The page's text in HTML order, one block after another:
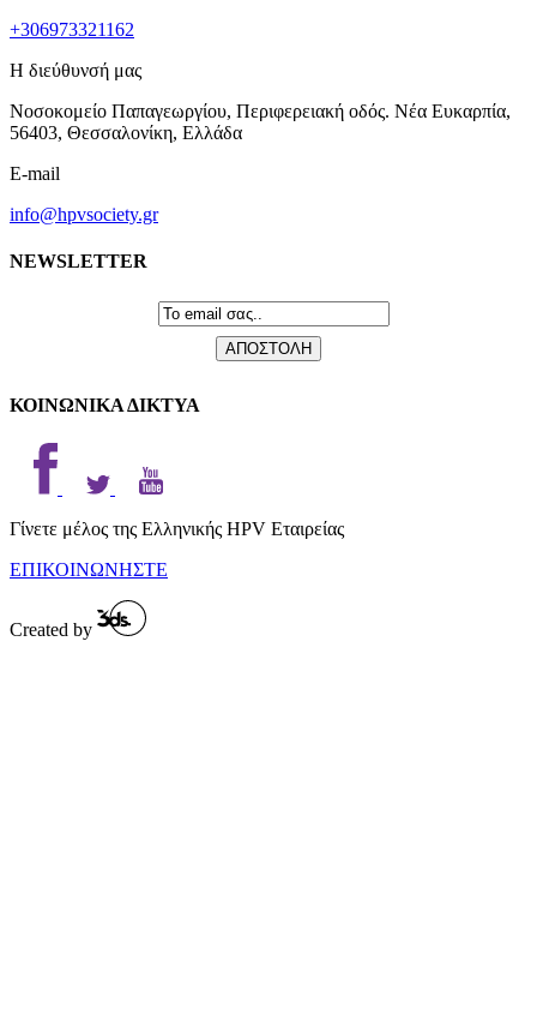
+306973321162
Η διεύθυνσή μας
Νοσοκομείο Παπαγεωργίου, Περιφερειακή οδός. Νέα Ευκαρπία,
56403, Θεσσαλονίκη, Ελλάδα
E-mail
info@hpvsociety.gr
NEWSLETTER
ΚΟΙΝΩΝΙΚΑ ΔΙΚΤΥΑ
Γίνετε μέλος της Ελληνικής HPV Εταιρείας
ΕΠΙΚΟΙΝΩΝΗΣΤΕ
Created by